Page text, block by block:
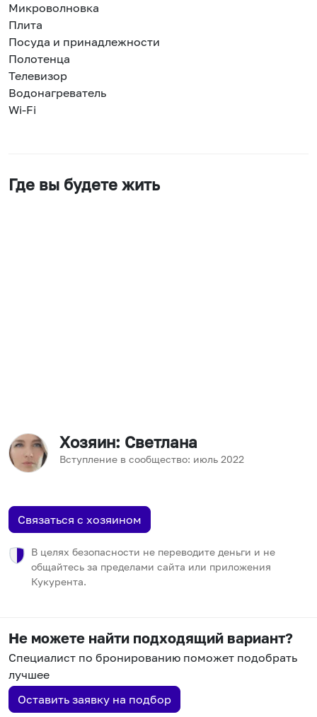
Микроволновка
Плита
Посуда и принадлежности
Полотенца
Телевизор
Водонагреватель
Wi-Fi
Где вы будете жить
Хозяин: Светлана
Вступление в сообщество: июль 2022
Связаться с хозяином
В целях безопасности не переводите деньги и не
общайтесь за пределами сайта или приложения
Кукурента.
Не можете найти подходящий вариант?
Специалист по бронированию поможет подобрать
лучшее
Оставить заявку на подбор